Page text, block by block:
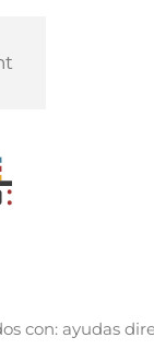
con: ayudas